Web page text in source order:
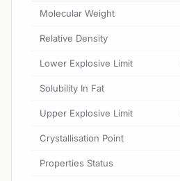
Molecular Weight
Relative Density
Lower Explosive Limit
Solubility In Fat
Upper Explosive Limit
Crystallisation Point
Properties Status